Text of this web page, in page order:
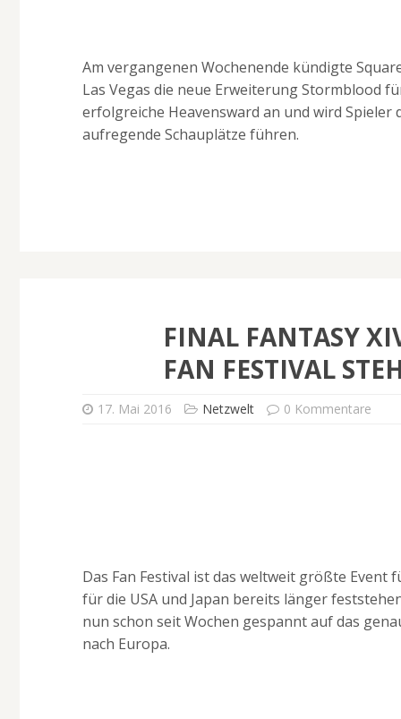
Am vergangenen Wochenende kündigte
Las Vegas die neue Erweiterung Stormblood
erfolgreiche Heavensward an und wird Spieler
aufregende Schauplätze führen.
FINAL FANTASY
FAN FESTIVAL
17. Mai 2016 Netzwelt 0 Kommentare
Das Fan Festival ist das weltweit größte Event
für die USA und Japan bereits länger
nun schon seit Wochen gespannt auf das
nach Europa.